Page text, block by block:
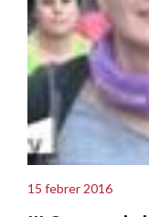
15 febrer 2016